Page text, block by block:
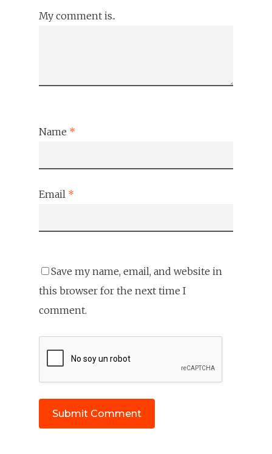
My comment is..
Name *
Email *
Save my name, email, and website in
this browser for the next time I
comment.